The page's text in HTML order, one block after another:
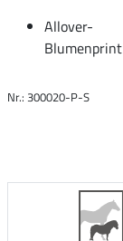
Allover-
Blumenprint
Nr.: 300020-P-S